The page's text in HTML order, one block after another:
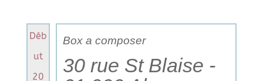
Déb
ut
20
Box a composer
30 rue St Blaise -